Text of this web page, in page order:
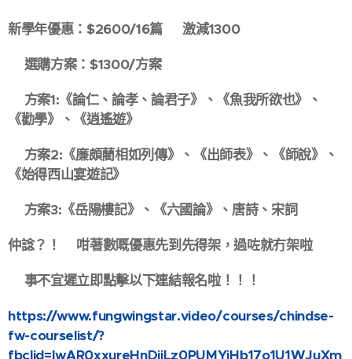
新學年優惠：$2600/16篇 🈹激減1300‼️
➡️選購方案：$1300/方案
📍方案1:《論仁、論孝、論君子》、《魚我所欲也》、
《勸學》、《逍遙遊》
📍方案2:《廉頗藺相如列傳》、《出師表》、《師說》、
《始得西山宴遊記》
📍方案3:《岳陽樓記》、《六國論》、唐詩、宋詞
仲諗？！🤨咁著數嘅優惠先到先得架，過咗就冇架啦😜
💥事不宜遲立即點擊以下連結報名啦！！！
https://www.fungwingstar.video/courses/chindse-
fw-courselist/?
fbclid=IwAR0xxureHnDiiLz0PUMYiHb17o1U1WJuXm